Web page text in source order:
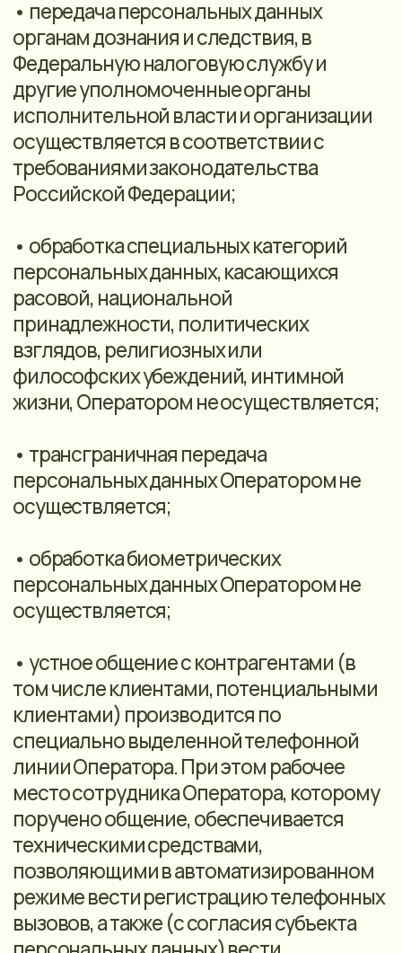
потенциальные клиенты)
Цель обработки персональных данных:
заключение и исполнение договора,
информирование об услугах Оператора,
направление информационных
сообщений, направление рекламной
рассылки, предоставление доступа к
сервисам сайта, в том числе:
направление сообщений в мессенджеры
Макс, Telegram, осуществления звонка с
использованием сервисов сайта.
персональных данных: персональные
данные.
Перечень обрабатываемых
персональных данных: имя, фамилия,
отчество, номер телефона, имя
пользователя в мессенджере, ИНН,
адрес регистрации, адрес проживания,
реквизиты расчетного счета, адрес
электронной почты.
Сроки обработки и хранения
персональных данных: до отзыва
данных; до достижения целей обработки
персональных данных либо утраты цели
обработки персональных данных, если
иное не предусмотрено федеральным
Способ обработки: автоматизированная,
неавтоматизированная обработка
персональных данных.
Порядок уничтожения: по окончании
сроков обработки персональных данных
обработку персональных данных
ответственным лицом оператора
уничтожаются персональные данные
субъекта персональных данных.
Уничтожение персональных данных на
электронных носителях производится
путем механического нарушения
целостности носителя, не
позволяющего произвести считывание
или восстановление персональных
данных, или удалением с электронных
носителей методами и средствами
гарантированного удаления остаточной
информации. Факт уничтожения ПД
подтверждается документально актом
об уничтожении носителей.